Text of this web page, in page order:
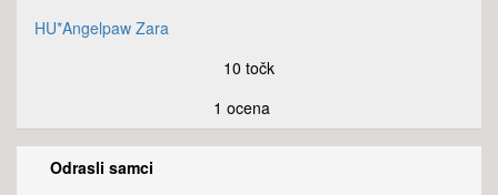
HU*Angelpaw Zara
10 točk
1 ocena
Odrasli samci